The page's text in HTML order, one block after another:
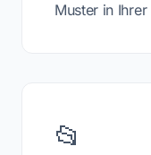
Muster in
📂